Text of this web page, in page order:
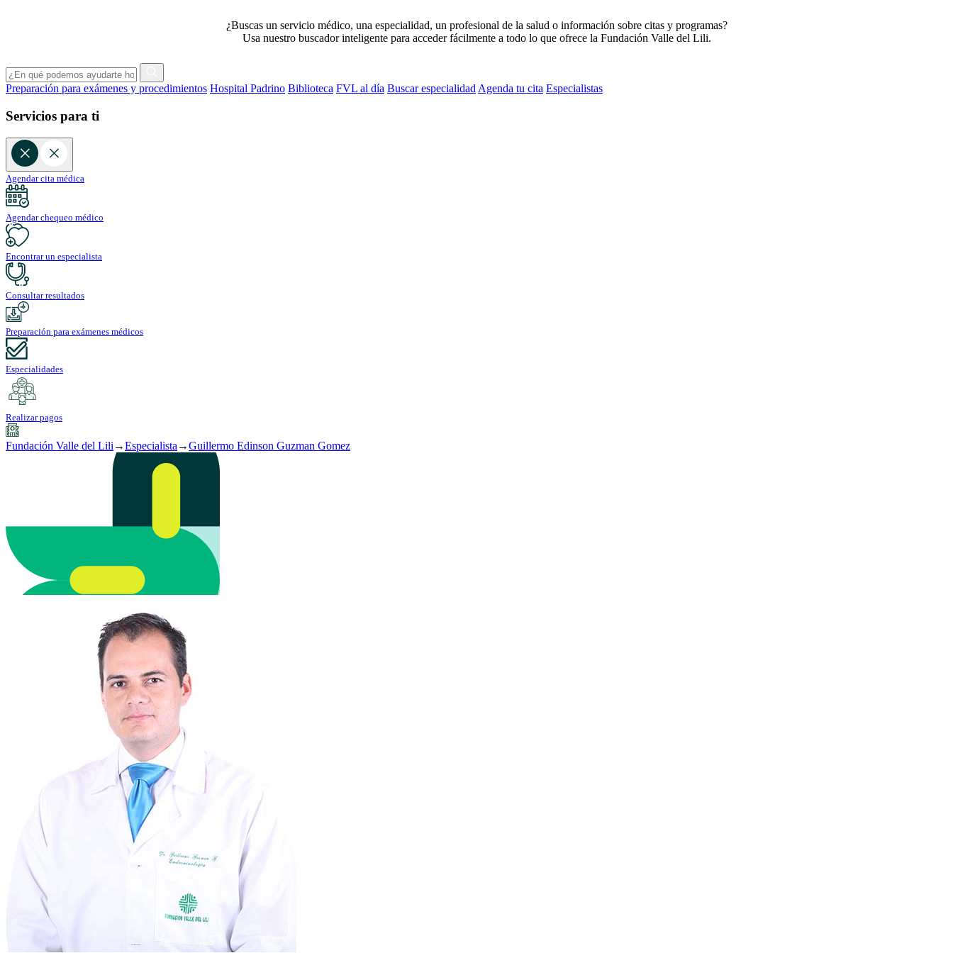
¿Buscas un servicio médico, una especialidad, un profesional de la salud o información sobre citas y programas?
Usa nuestro buscador inteligente para acceder fácilmente a todo lo que ofrece la Fundación Valle del Lili.
Preparación para exámenes y procedimientos Hospital Padrino Biblioteca FVL al día Buscar especialidad Agenda tu cita Especialistas
Servicios para ti
Agendar cita médica
Agendar chequeo médico
Encontrar un especialista
Consultar resultados
Preparación para exámenes médicos
Especialidades
Realizar pagos
Fundación Valle del Lili →Especialista →Guillermo Edinson Guzman Gomez